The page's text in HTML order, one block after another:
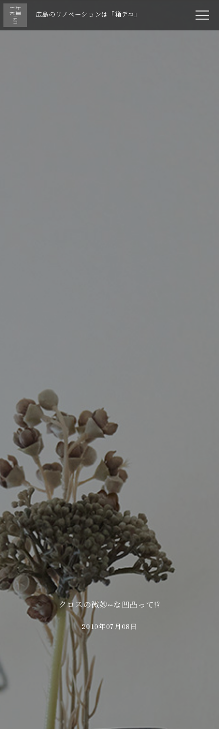
広島のリノベーションは「箱デコ」
クロスの微妙~な凹凸って!?
2010年07月08日